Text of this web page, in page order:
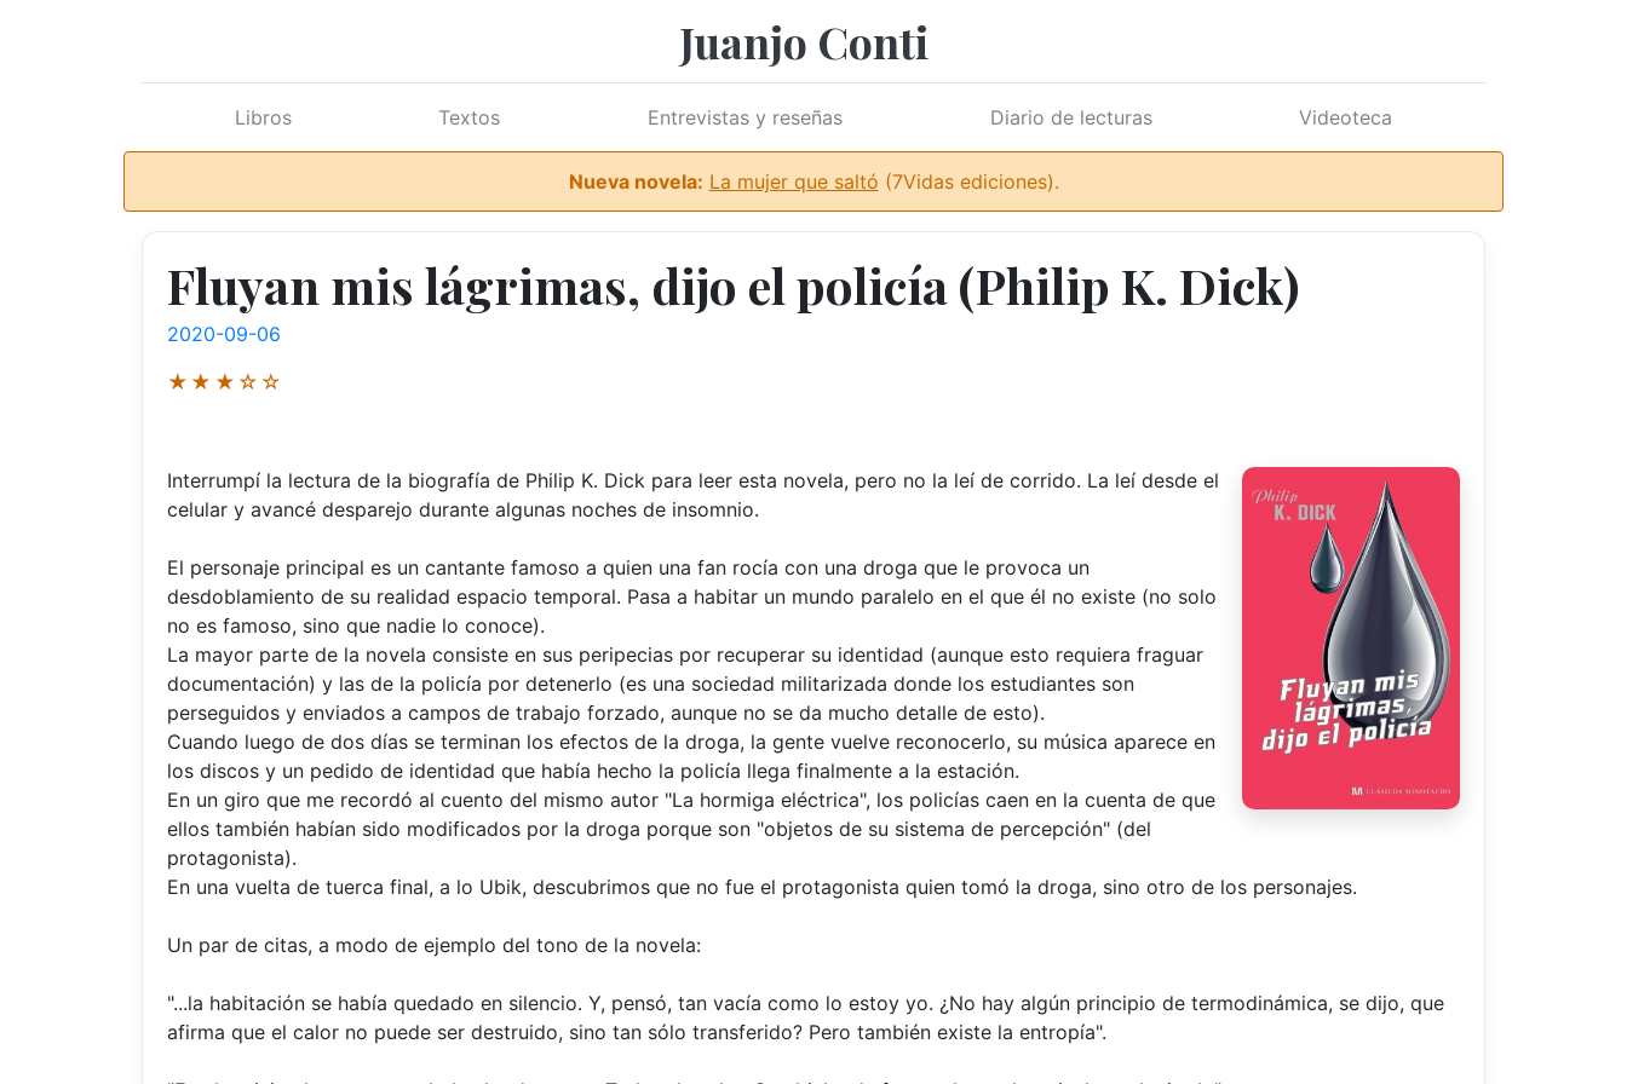
Juanjo Conti
Libros Textos Entrevistas y reseñas Diario de lecturas Videoteca
Nueva novela: La mujer que saltó (7Vidas ediciones).
Fluyan mis lágrimas, dijo el policía (Philip K. Dick)
2020-09-06
★★★☆☆
Interrumpí la lectura de la biografía de Philip K. Dick para leer esta novela, pero no la leí de corrido. La leí desde el
celular y avancé desparejo durante algunas noches de insomnio.
El personaje principal es un cantante famoso a quien una fan rocía con una droga que le provoca un
desdoblamiento de su realidad espacio temporal. Pasa a habitar un mundo paralelo en el que él no existe (no solo
no es famoso, sino que nadie lo conoce).
La mayor parte de la novela consiste en sus peripecias por recuperar su identidad (aunque esto requiera fraguar
documentación) y las de la policía por detenerlo (es una sociedad militarizada donde los estudiantes son
perseguidos y enviados a campos de trabajo forzado, aunque no se da mucho detalle de esto).
Cuando luego de dos días se terminan los efectos de la droga, la gente vuelve reconocerlo, su música aparece en
los discos y un pedido de identidad que había hecho la policía llega finalmente a la estación.
En un giro que me recordó al cuento del mismo autor "La hormiga eléctrica", los policías caen en la cuenta de que
ellos también habían sido modificados por la droga porque son "objetos de su sistema de percepción" (del
protagonista).
En una vuelta de tuerca final, a lo Ubik, descubrimos que no fue el protagonista quien tomó la droga, sino otro de los personajes.
Un par de citas, a modo de ejemplo del tono de la novela:
"...la habitación se había quedado en silencio. Y, pensó, tan vacía como lo estoy yo. ¿No hay algún principio de termodinámica, se dijo, que
afirma que el calor no puede ser destruido, sino tan sólo transferido? Pero también existe la entropía".